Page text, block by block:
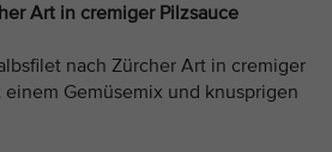
Art in cremiger Pilzsauce
nach Zürcher Art in cremiger
Gemüsemix und knusprigen